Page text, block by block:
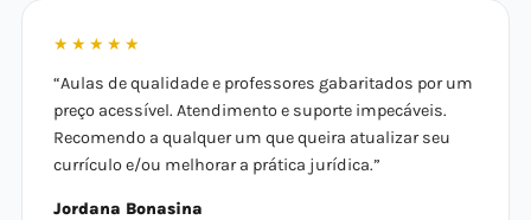
★★★★★
“Aulas de qualidade e professores gabaritados por um
preço acessível. Atendimento e suporte impecáveis.
Recomendo a qualquer um que queira atualizar seu
currículo e/ou melhorar a prática jurídica.”
Jordana Bonasina